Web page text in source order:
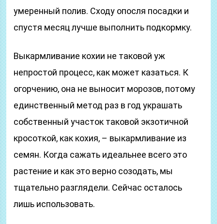
умеренный полив. Сходу опосля посадки и
спустя месяц лучше выполнить подкормку.
Выкармливание кохии не таковой уж
непростой процесс, как может казаться. К
огорчению, она не выносит морозов, потому
единственный метод раз в год украшать
собственный участок таковой экзотичной
кросоткой, как кохия, – выкармливание из
семян. Когда сажать идеальнее всего это
растение и как это верно созодать, мы
тщательно разглядели. Сейчас осталось
лишь использовать.